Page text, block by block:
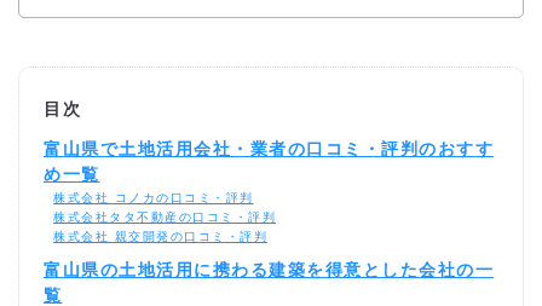
目次
富山県で土地活用会社・業者の口コミ・評判のおすす
め一覧
株式会社 コノカの口コミ・評判
株式会社タタ不動産の口コミ・評判
株式会社 親交開発の口コミ・評判
富山県の土地活用に携わる建築を得意とした会社の一
覧